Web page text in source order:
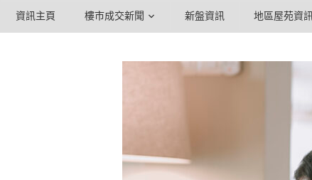
資訊主頁 樓市成交新聞 新盤資訊 地區屋苑資訊